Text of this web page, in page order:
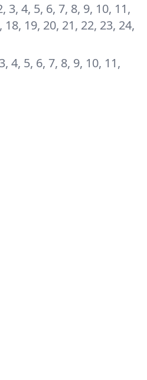
3, 4, 5, 6, 7, 8, 9, 10, 11,
18, 19, 20, 21, 22, 23, 24,
4, 5, 6, 7, 8, 9, 10, 11,